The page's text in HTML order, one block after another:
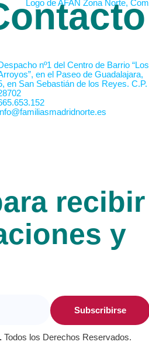
nº1 del Centro de Barrio “Los
en el Paseo de Guadalajara,
en San Sebastián de los Reyes. C.P.
recibir
y
Subscribirse
Todos los Derechos Reservados.